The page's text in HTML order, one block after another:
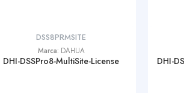
DSS8PRMSITE
Marca: DAHUA
DHI-DSSPro8-MultiSite-License DHI-